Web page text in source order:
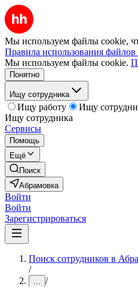
Мы используем файлы cookie,
Правила использования файлов
Мы используем файлы cookie.
Понятно
Ищу сотрудника
Ищу работу
Ищу
Ищу сотрудника
Сервисы
Помощь
Ещё
Поиск
Абрамовка
Войти
Войти
Зарегистрироваться
Поиск сотрудников в
/
... /